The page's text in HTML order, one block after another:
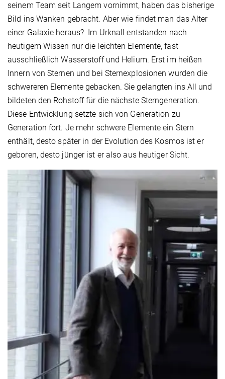
seinem Team seit Langem vornimmt, haben das bisherige
Bild ins Wanken gebracht. Aber wie findet man das Alter
einer Galaxie heraus? Im Urknall entstanden nach
heutigem Wissen nur die leichten Elemente, fast
ausschließlich Wasserstoff und Helium. Erst im heißen
Innern von Sternen und bei Sternexplosionen wurden die
schwereren Elemente gebacken. Sie gelangten ins All und
bildeten den Rohstoff für die nächste Sterngeneration.
Diese Entwicklung setzte sich von Generation zu
Generation fort. Je mehr schwere Elemente ein Stern
enthält, desto später in der Evolution des Kosmos ist er
geboren, desto jünger ist er also aus heutiger Sicht.